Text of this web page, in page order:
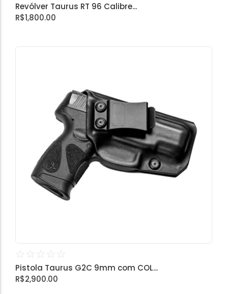
Revólver Taurus RT 96 Calibre...
R$1,800.00
☆ ☆ ☆ ☆ ☆
Pistola Taurus G2C 9mm com COL...
R$2,900.00